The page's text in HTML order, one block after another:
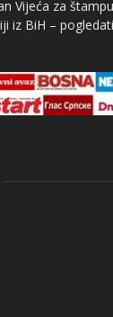
Vijeća za
iz BiH –